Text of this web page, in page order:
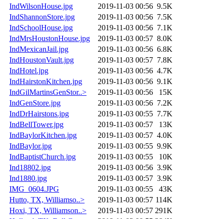
IndWilsonHouse.jpg
2019-11-03 00:56 9.5K
IndShannonStore.jpg
2019-11-03 00:56 7.5K
IndSchoolHouse.jpg
2019-11-03 00:56 7.1K
IndMrsHoustonHouse.jpg
2019-11-03 00:57 8.0K
IndMexicanJail.jpg
2019-11-03 00:56 6.8K
IndHoustonVault.jpg
2019-11-03 00:57 7.8K
IndHotel.jpg
2019-11-03 00:56 4.7K
IndHairstonKitchen.jpg
2019-11-03 00:56 9.1K
IndGilMartinsGenStor..>
2019-11-03 00:56
15K
IndGenStore.jpg
2019-11-03 00:56 7.2K
IndDrHairstons.jpg
2019-11-03 00:55 7.7K
IndBellTower.jpg
2019-11-03 00:57
13K
IndBaylorKitchen.jpg
2019-11-03 00:57 4.0K
IndBaylor.jpg
2019-11-03 00:55 9.9K
IndBaptistChurch.jpg
2019-11-03 00:55
10K
Ind18802.jpg
2019-11-03 00:56 3.9K
Ind1880.jpg
2019-11-03 00:57 3.9K
IMG_0604.JPG
2019-11-03 00:55
43K
Hutto, TX, Williamso..>
2019-11-03 00:57 114K
Hoxi, TX, Williamson..>
2019-11-03 00:57 291K